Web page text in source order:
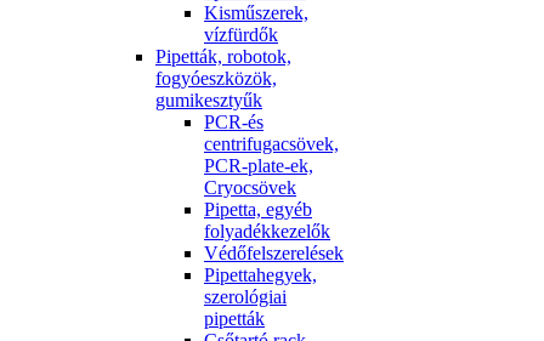
Kisműszerek,
vízfürdők
Pipetták, robotok,
fogyóeszközök,
gumikesztyűk
PCR-és
centrifugacsövek,
PCR-plate-ek,
Cryocsövek
Pipetta, egyéb
folyadékkezelők
Védőfelszerelések
Pipettahegyek,
szerológiai
pipetták